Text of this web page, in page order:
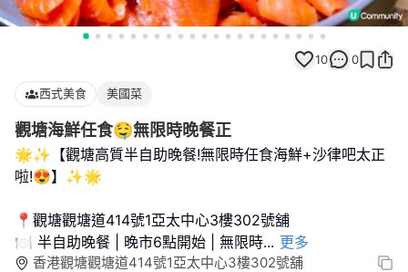
10 0
西式美食 美國菜
觀塘海鮮任食🤤無限時晚餐正
🌟✨【觀塘高質半自助晚餐!無限時任食海鮮+沙律吧太正
啦!😍】✨🌟
📍觀塘觀塘道414號1亞太中心3樓302號舖
🍽️ 半自助晚餐 | 晚市6點開始 | 無限時... 更多
香港觀塘觀塘道414號1亞太中心3樓302號舖